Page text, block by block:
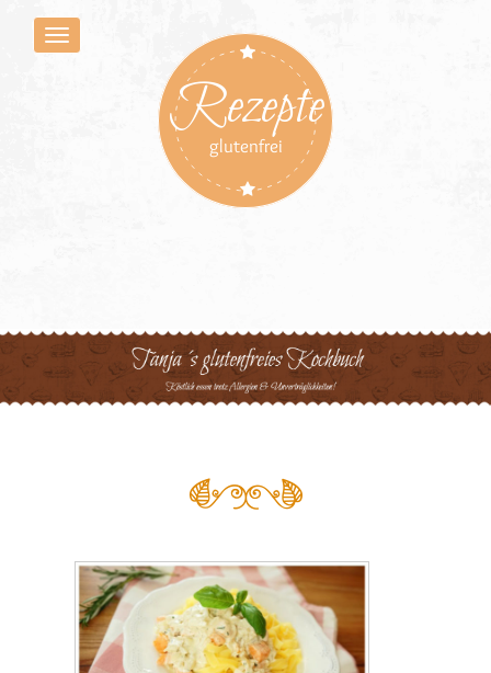
Rezepte
glutenfrei